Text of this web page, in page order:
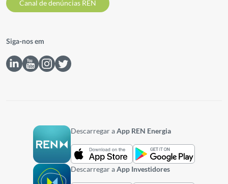
Canal de denúncias REN
Siga-nos em
Descarregar aApp REN Energia
Descarregar aApp Investidores